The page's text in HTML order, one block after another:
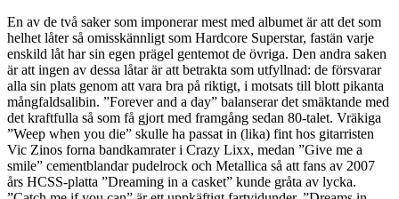
En av de två saker som imponerar mest med albumet är att det som
helhet låter så omisskännligt som Hardcore Superstar, fastän varje
enskild låt har sin egen prägel gentemot de övriga. Den andra saken
är att ingen av dessa låtar är att betrakta som utfyllnad: de försvarar
alla sin plats genom att vara bra på riktigt, i motsats till blott pikanta
mångfaldsalibin. ”Forever and a day” balanserar det smäktande med
det kraftfulla så som få gjort med framgång sedan 80-talet. Vräkiga
”Weep when you die” skulle ha passat in (lika) fint hos gitarristen
Vic Zinos forna bandkamrater i Crazy Lixx, medan ”Give me a
smile” cementblandar pudelrock och Metallica så att fans av 2007
års HCSS-platta ”Dreaming in a casket” kunde gråta av lycka.